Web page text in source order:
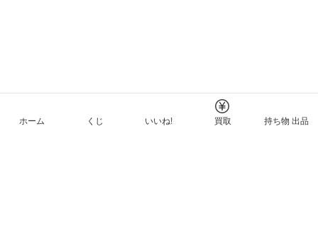
ホーム くじ いいね! 買取 持ち物 出品